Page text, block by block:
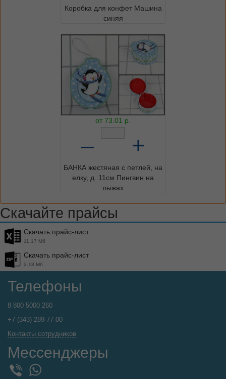
Коробка для конфет Машина
синяя
от 73.01 р.
– +
БАНКА жестяная с петлей, на
елку, д. 11см Пингвин на
лыжах
Скачайте прайсы
Скачать прайс-лист
11.17 Мб
Скачать прайс-лист
2.18 Мб
Телефоны
8 800 5000 260
+7 (343) 289-77-00
Контакты сотрудников
Мессенджеры
WhatsApp